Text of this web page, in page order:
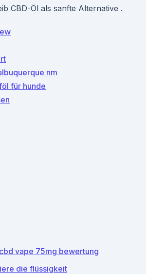
CBD-Öl als sanfte Alternative .
nm
für hunde
vape 75mg bewertung
die flüssigkeit